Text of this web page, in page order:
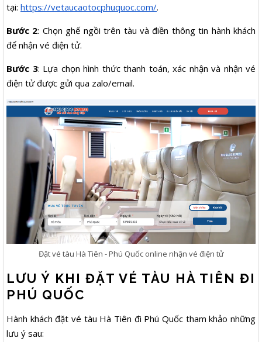
tại: https://vetaucaotocphuquoc.com/.
Bước 2: Chọn ghế ngồi trên tàu và điền thông tin hành khách
để nhận vé điện tử.
Bước 3: Lựa chọn hình thức thanh toán, xác nhận và nhận vé
điện tử được gửi qua zalo/email.
Đặt vé tàu Hà Tiên - Phú Quốc online nhận vé điện tử
LƯU Ý KHI ĐẶT VÉ TÀU HÀ TIÊN ĐI
PHÚ QUỐC
Hành khách đặt vé tàu Hà Tiên đi Phú Quốc tham khảo những
lưu ý sau: